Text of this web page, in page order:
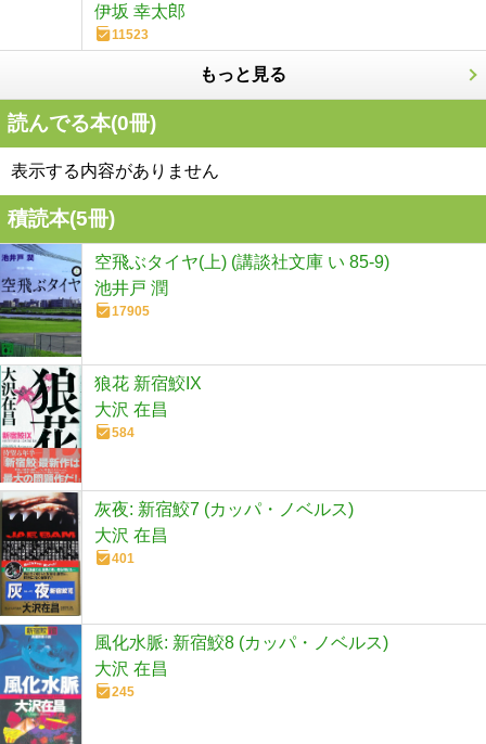
伊坂 幸太郎
11523
もっと見る
読んでる本(0冊)
表示する内容がありません
積読本(5冊)
空飛ぶタイヤ(上) (講談社文庫 い 85-9)
池井戸 潤
17905
狼花 新宿鮫IX
大沢 在昌
584
灰夜: 新宿鮫7 (カッパ・ノベルス)
大沢 在昌
401
風化水脈: 新宿鮫8 (カッパ・ノベルス)
大沢 在昌
245